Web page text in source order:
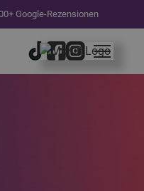
Google-Rezensionen